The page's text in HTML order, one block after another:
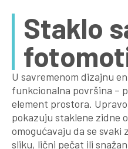
Staklo
U savremenom dizajnu
funkcionalna površina –
element prostora.
pokazuju staklene zidne
omogućavaju da se
sliku, lični pečat ili